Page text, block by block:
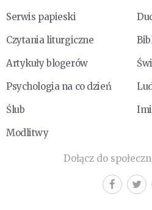
Serwis papieski
Czytania liturgiczne
Artykuły blogerów
Psychologia na co dzień
Ślub
Modlitwy
Dołącz do